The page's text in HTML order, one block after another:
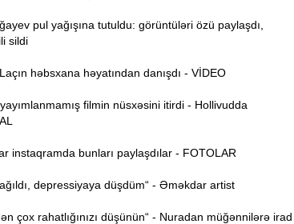
pul yağışına tutuldu: görüntüləri özü paylaşdı,
sildi
həbsxana həyatından danışdı - VİDEO
filmin nüsxəsini itirdi - Hollivudda
instaqramda bunları paylaşdılar - FOTOLAR
depressiyaya düşdüm“ - Əməkdar artist
çox rahatlığınızı düşünün“ - Nuradan müğənnilərə irad